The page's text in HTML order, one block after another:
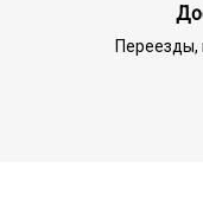
Переезды,